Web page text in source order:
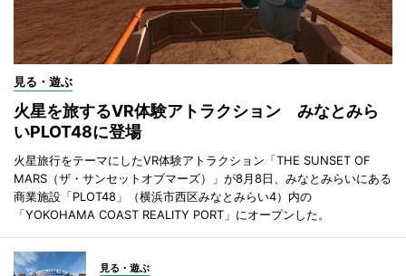
見る・遊ぶ
火星を旅するVR体験アトラクション みなとみら
いPLOT48に登場
火星旅行をテーマにしたVR体験アトラクション「THE SUNSET OF
MARS（ザ・サンセットオブマーズ）」が8月8日、みなとみらいにある
商業施設「PLOT48」（横浜市西区みなとみらい4）内の
「YOKOHAMA COAST REALITY PORT」にオープンした。
見る・遊ぶ